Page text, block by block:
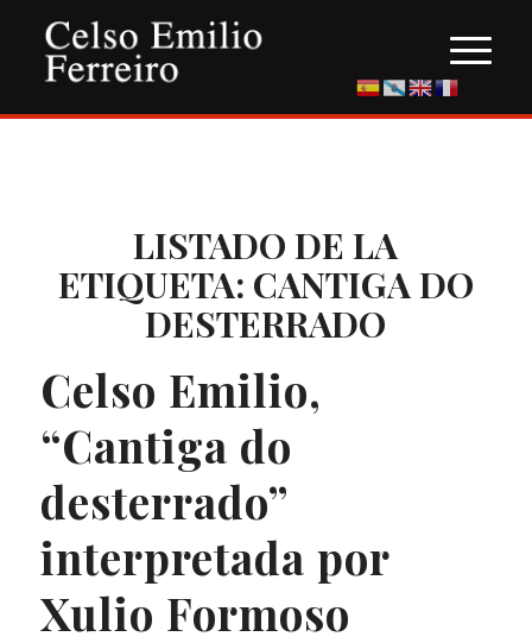
LISTADO DE LA
ETIQUETA: CANTIGA DO
DESTERRADO
Celso Emilio,
“Cantiga do
desterrado”
interpretada por
Xulio Formoso